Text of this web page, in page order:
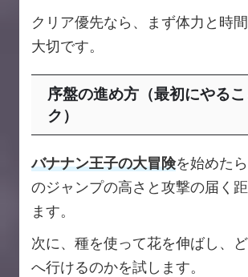
クリア優先なら、まず体力と時
大切です。
序盤の進め方（最初にやる
ク）
バナナン王子の大冒険を始めた
のジャンプの高さと攻撃の届く
ます。
次に、種を使って花を伸ばし、
へ行けるのかを試します。